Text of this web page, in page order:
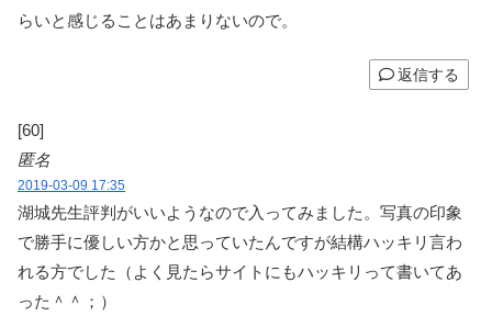
らいと感じることはあまりないので。
返信する
[60]
匿名
2019-03-09 17:35
湖城先生評判がいいようなので入ってみました。写真の印象
で勝手に優しい方かと思っていたんですが結構ハッキリ言わ
れる方でした（よく見たらサイトにもハッキリって書いてあ
った＾＾；）